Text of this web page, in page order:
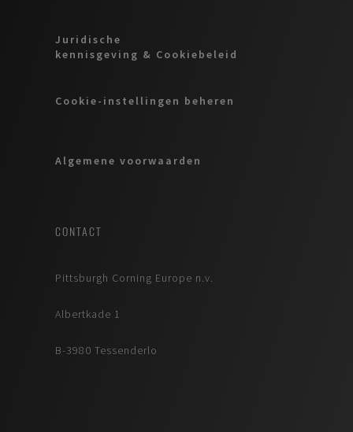
Juridische
kennisgeving & Cookiebeleid
Cookie-instellingen beheren
Algemene voorwaarden
CONTACT
Pittsburgh Corning Europe n.v.
Albertkade 1
B-3980 Tessenderlo